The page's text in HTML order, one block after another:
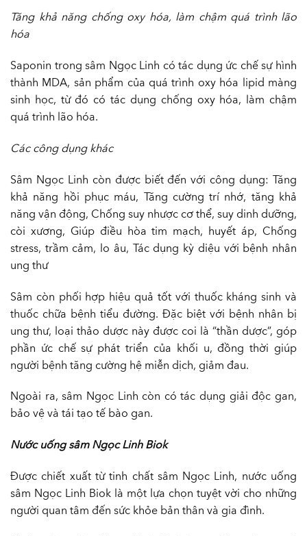
Tăng khả năng chống oxy hóa, làm chậm quá trình lão
hóa
Saponin trong sâm Ngọc Linh có tác dụng ức chế sự hình
thành MDA, sản phẩm của quá trình oxy hóa lipid màng
sinh học, từ đó có tác dụng chống oxy hóa, làm chậm
quá trình lão hóa.
Các công dụng khác
Sâm Ngọc Linh còn được biết đến với công dụng: Tăng
khả năng hồi phục máu, Tăng cường trí nhớ, tăng khả
năng vận động, Chống suy nhược cơ thể, suy dinh dưỡng,
còi xương, Giúp điều hòa tim mạch, huyết áp, Chống
stress, trầm cảm, lo âu, Tác dụng kỳ diệu với bệnh nhân
ung thư
Sâm còn phối hợp hiệu quả tốt với thuốc kháng sinh và
thuốc chữa bệnh tiểu đường. Đặc biệt với bệnh nhân bị
ung thư, loại thảo dược này được coi là “thần dược”, góp
phần ức chế sự phát triển của khối u, đồng thời giúp
người bệnh tăng cường hệ miễn dịch, giảm đau.
Ngoài ra, sâm Ngọc Linh còn có tác dụng giải độc gan,
bảo vệ và tái tạo tế bào gan.
Nước uống sâm Ngọc Linh Biok
Được chiết xuất từ tinh chất sâm Ngọc Linh, nước uống
sâm Ngọc Linh Biok là một lựa chọn tuyệt vời cho những
người quan tâm đến sức khỏe bản thân và gia đình.